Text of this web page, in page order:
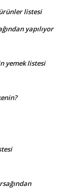
listesi
yapılıyor
yemek listesi